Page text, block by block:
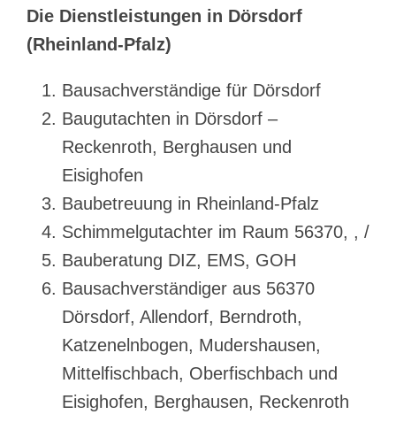
Die Dienstleistungen in Dörsdorf
(Rheinland-Pfalz)
Bausachverständige für Dörsdorf
Baugutachten in Dörsdorf –
Reckenroth, Berghausen und
Eisighofen
Baubetreuung in Rheinland-Pfalz
Schimmelgutachter im Raum 56370, , /
Bauberatung DIZ, EMS, GOH
Bausachverständiger aus 56370
Dörsdorf, Allendorf, Berndroth,
Katzenelnbogen, Mudershausen,
Mittelfischbach, Oberfischbach und
Eisighofen, Berghausen, Reckenroth